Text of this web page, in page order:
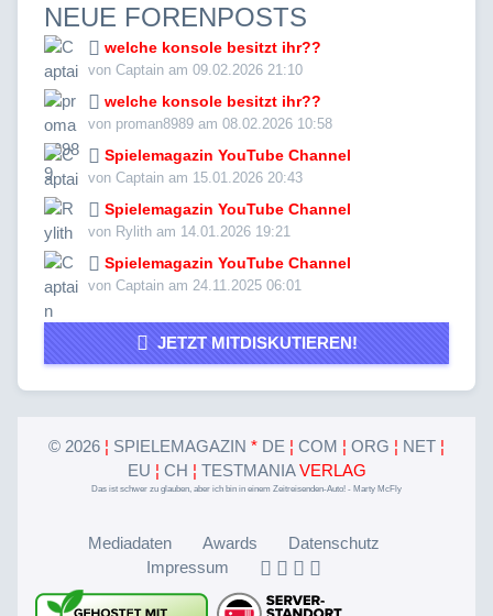
NEUE FORENPOSTS
welche konsole besitzt ihr??
von Captain am 09.02.2026 21:10
welche konsole besitzt ihr??
von proman8989 am 08.02.2026 10:58
Spielemagazin YouTube Channel
von Captain am 15.01.2026 20:43
Spielemagazin YouTube Channel
von Rylith am 14.01.2026 19:21
Spielemagazin YouTube Channel
von Captain am 24.11.2025 06:01
JETZT MITDISKUTIEREN!
© 2026 ¦ SPIELEMAGAZIN * DE ¦ COM ¦ ORG ¦ NET ¦
EU ¦ CH ¦ TESTMANIAVERLAG
Das ist schwer zu glauben, aber ich bin in einem Zeitreisenden-Auto! - Marty McFly
Mediadaten Awards
Datenschutz
Impressum